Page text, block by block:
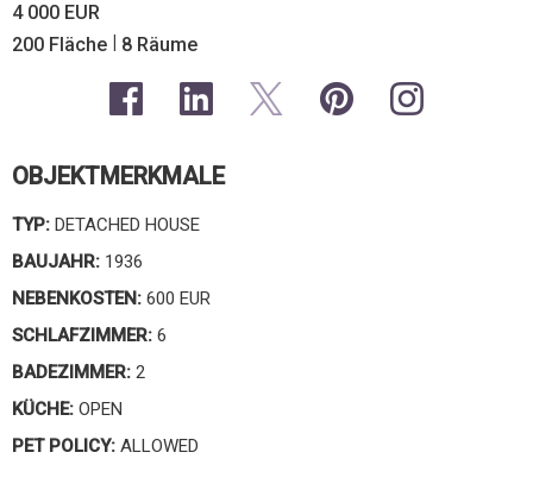
4 000 EUR
200 Fläche | 8 Räume
OBJEKTMERKMALE
TYP: DETACHED HOUSE
BAUJAHR: 1936
NEBENKOSTEN: 600 EUR
SCHLAFZIMMER: 6
BADEZIMMER: 2
KÜCHE: OPEN
PET POLICY: ALLOWED